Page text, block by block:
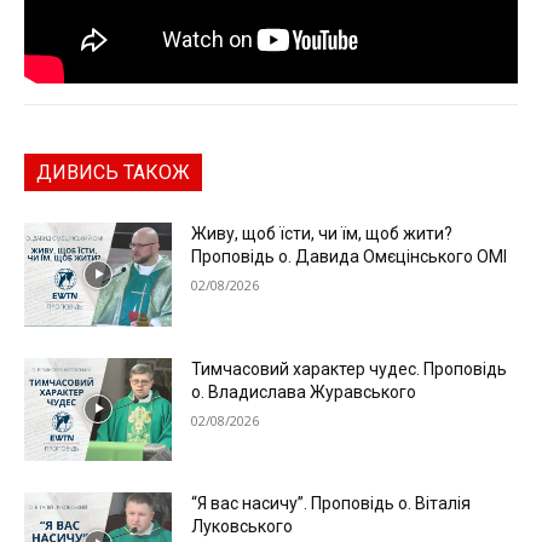
ДИВИСЬ ТАКОЖ
Живу, щоб їсти, чи їм, щоб жити?
Проповідь о. Давида Омєцінського ОМІ
02/08/2026
Тимчасовий характер чудес. Проповідь
о. Владислава Журавського
02/08/2026
“Я вас насичу”. Проповідь о. Віталія
Луковського